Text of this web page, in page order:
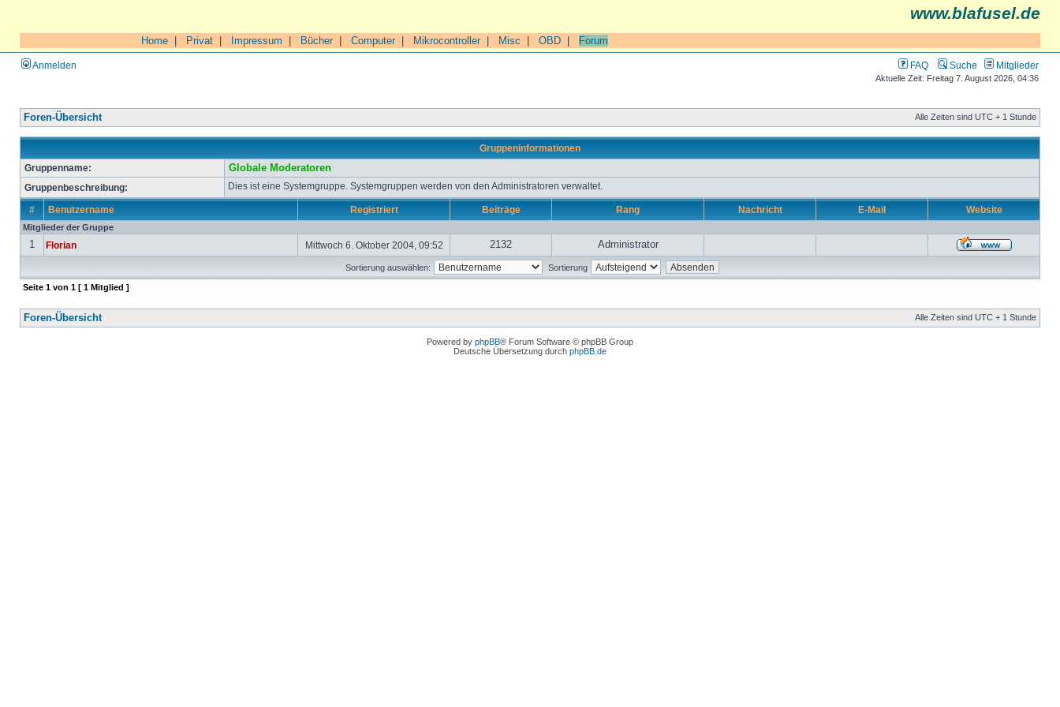
www.blafusel.de
Home Privat Impressum Bücher| Computer| Mikrocontroller| Misc OBD Forum
Anmelden FAQ Suche Mitglieder
Aktuelle Zeit: Freitag 7. August 2026, 04:36
Foren-Übersicht Alle Zeiten sind UTC + 1 Stunde
Gruppeninformationen
Gruppenname:
Globale Moderatoren
Gruppenbeschreibung: Dies ist eine Systemgruppe. Systemgruppen werden von den Administratoren verwaltet.
# Benutzername Registriert Beiträge Rang Nachricht E-Mail Website
Mitglieder der Gruppe
1 Florian Mittwoch 6. Oktober 2004, 09:52 2132 Administrator
Sortierung auswählen: Sortierung
Seite 1 von 1 [ 1 Mitglied ]
Foren-Übersicht Alle Zeiten sind UTC + 1 Stunde
Powered by phpBB® Forum Software © phpBB Group
Deutsche Übersetzung durch phpBB.de